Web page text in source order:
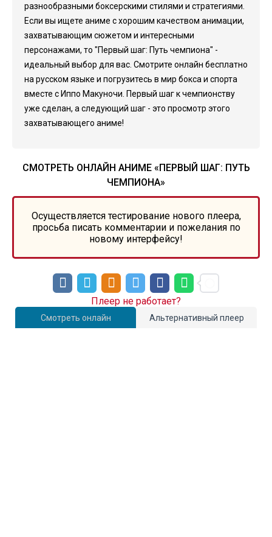
разнообразными боксерскими стилями и стратегиями.
Если вы ищете аниме с хорошим качеством анимации,
захватывающим сюжетом и интересными
персонажами, то "Первый шаг: Путь чемпиона" -
идеальный выбор для вас. Смотрите онлайн бесплатно
на русском языке и погрузитесь в мир бокса и спорта
вместе с Иппо Макуночи. Первый шаг к чемпионству
уже сделан, а следующий шаг - это просмотр этого
захватывающего аниме!
СМОТРЕТЬ ОНЛАЙН АНИМЕ «ПЕРВЫЙ ШАГ: ПУТЬ
ЧЕМПИОНА»
Осуществляется тестирование нового плеера,
просьба писать комментарии и пожелания по
новому интерфейсу!
Смотреть онлайн Альтернативный плеер
Плеер не работает?